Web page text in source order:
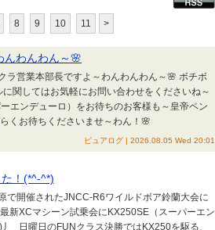
8 9 10 11 >
んわんわん～🌸
ラ営業本部長ですよ～わんわんわん～🌸 ボチボ
関してはお気軽にお問い合わせをくださいね～
エンデューロ）をお待ちのお客様も～皇帝ペン
くお待ちくださいませ～わん！🌸
ピュアログ | 2026.08.05 Wed 20:01
！(*^-^*)
で開催されたJNCC-R6ワイルドボア鈴蘭大会に
新XCマシーン試乗会にKX250SE（スーパーエン
日曜日のFUNクラス決勝ではKX250を駆る、